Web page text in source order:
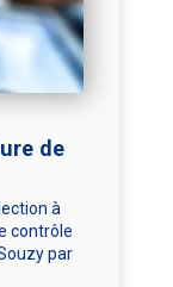
de
à
contrôle
par